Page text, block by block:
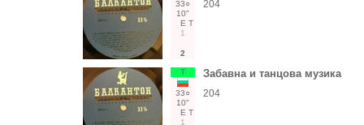
33○
10"
Е Т
1
2
204
Т
33○
10"
Е Т
1
Забавна и танцова музика
204